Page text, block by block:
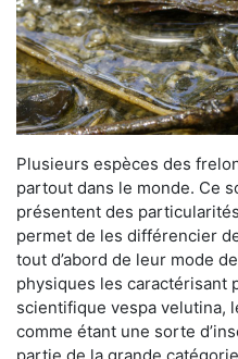
Plusieurs espèces des
partout dans le monde. Ce
présentent des
permet de les différencier
tout d’abord de leur mode
physiques les caractérisant
scientifique vespa velutina,
comme étant une sorte
partie de la grande